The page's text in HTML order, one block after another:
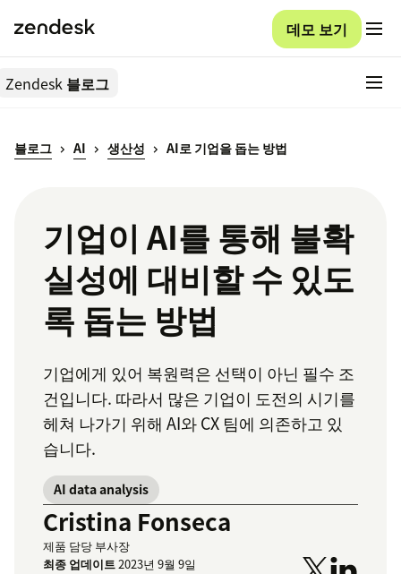
데모 보기
Zendesk 블로그
블로그 AI 생산성 AI로 기업을 돕는 방법
기업이 AI를 통해 불확
실성에 대비할 수 있도
록 돕는 방법
기업에게 있어 복원력은 선택이 아닌 필수 조
건입니다. 따라서 많은 기업이 도전의 시기를
헤쳐 나가기 위해 AI와 CX 팀에 의존하고 있
습니다.
AI data analysis
Cristina Fonseca
제품 담당 부사장
최종 업데이트2023년 9월 9일